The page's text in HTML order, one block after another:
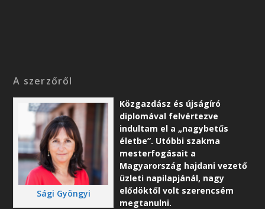
A szerzőről
Sági Gyöngyi
Közgazdász és újságíró
diplomával felvértezve
indultam el a „nagybetűs
életbe”. Utóbbi szakma
mesterfogásait a
Magyarország hajdani vezető
üzleti napilapjánál, nagy
elődöktől volt szerencsém
megtanulni.